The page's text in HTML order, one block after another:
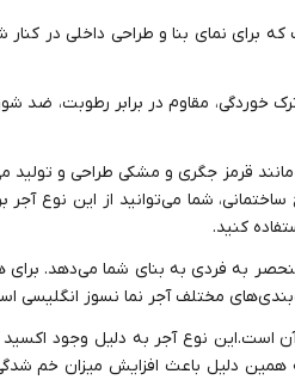
که برای نمای بنا و طراحی داخلی در
خوردگی، مقاوم در برابر رطوبت، ضد
مانند قرمز جگری و مشکی طراحی و تولید
شما می‌توانید از این نوع
کنید.
به فردی به بنای شما می‌دهد. برای
مختلف آجر نما نسوز انگلیسی
است.این نوع آجر به دلیل وجود
همین دلیل باعث افزایش میزان خم